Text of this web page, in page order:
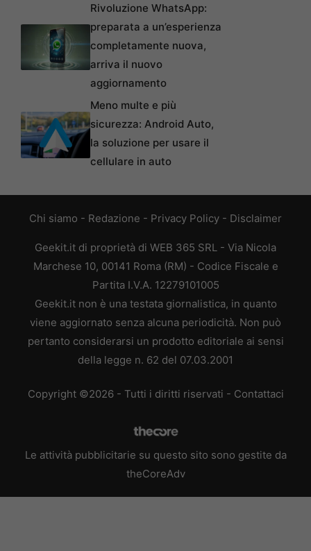
Rivoluzione WhatsApp:
preparata a un’esperienza
completamente nuova,
arriva il nuovo
aggiornamento
Meno multe e più
sicurezza: Android Auto,
la soluzione per usare il
cellulare in auto
Chi siamo - Redazione - Privacy Policy - Disclaimer
Geekit.it di proprietà di WEB 365 SRL - Via Nicola
Marchese 10, 00141 Roma (RM) - Codice Fiscale e
Partita I.V.A. 12279101005
Geekit.it non è una testata giornalistica, in quanto
viene aggiornato senza alcuna periodicità. Non può
pertanto considerarsi un prodotto editoriale ai sensi
della legge n. 62 del 07.03.2001
Copyright ©2026 - Tutti i diritti riservati - Contattaci
Le attività pubblicitarie su questo sito sono gestite da
theCoreAdv